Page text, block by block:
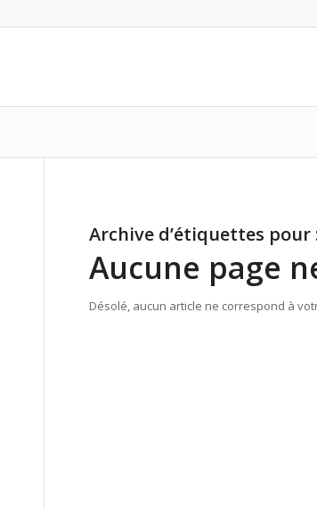
Archive d’étiquettes pour
Aucune page
Désolé, aucun article ne correspond à